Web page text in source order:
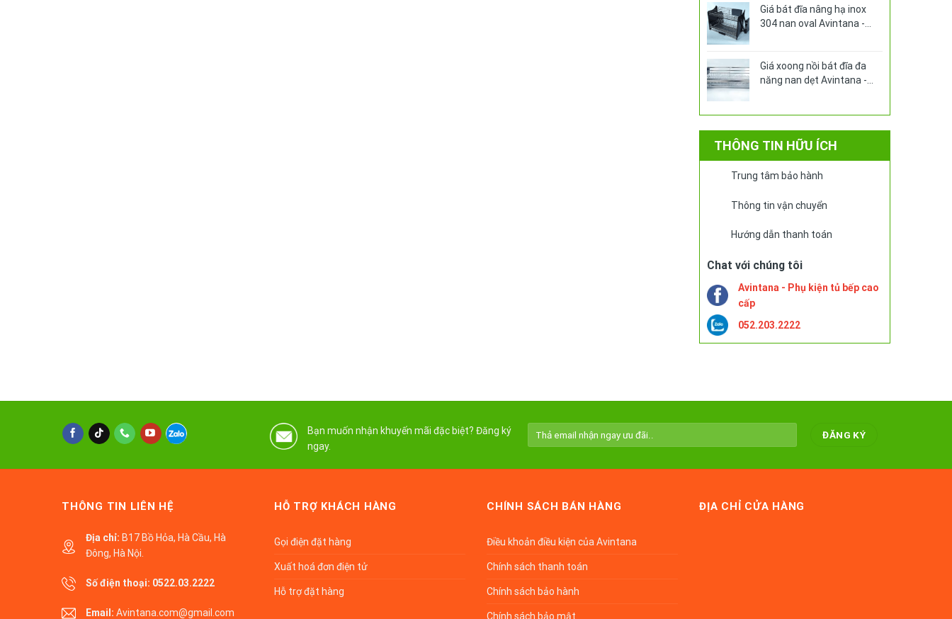
Giá bát đĩa nâng hạ inox
304 nan oval Avintana -
Giá xoong nồi bát đĩa đa
năng nan dẹt Avintana -
THÔNG TIN HỮU ÍCH
Trung tâm bảo hành
Thông tin vận chuyển
Hướng dẫn thanh toán
Chat với chúng tôi
Avintana - Phụ kiện tủ bếp cao
cấp
052.203.2222
Bạn muốn nhận khuyến mãi đặc biệt? Đăng ký
ngay.
THÔNG TIN LIÊN HỆ
Địa chỉ: B17 Bồ Hỏa, Hà Cầu, Hà
Đông, Hà Nội.
Số điện thoại: 0522.03.2222
Email: Avintana.com@gmail.com
HỖ TRỢ KHÁCH HÀNG
Gọi điện đặt hàng
Xuất hoá đơn điện tử
Hỗ trợ đặt hàng
CHÍNH SÁCH BÁN HÀNG
Điều khoản điều kiện của Avintana
Chính sách thanh toán
Chính sách bảo hành
Chính sách bảo mật
ĐỊA CHỈ CỬA HÀNG